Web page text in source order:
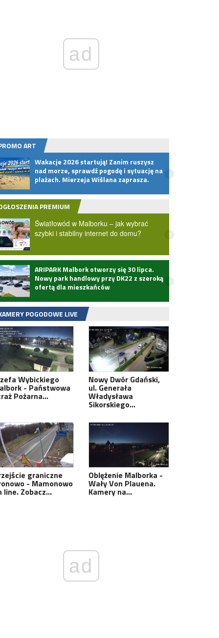
ad
ART
Wakacje 2026 startują! Zanim ruszysz
nad morze, sprawdź pogodę i sytuację na
plażach. Mierzeja Wiślana zaprasza.
PREMIUM
Światłowód w Malborku – jak wybrać
szybki i stabilny internet do domu?
ARIPARK Malbork otworzy się 30 lipca.
Nowy park handlowy przy DK22 z szeroką
ofertą dla mieszkańców
POGODOWE LIVE
Wybickiego
- Państwowa
Pożarna…
Nowy Dwór Gdański,
ul. Generała
Władysława
Sikorskiego…
graniczne
- Mamonowo
line. Zobacz…
Oblężenie Malborka -
Wały Von Plauena.
Kamery na…
ad